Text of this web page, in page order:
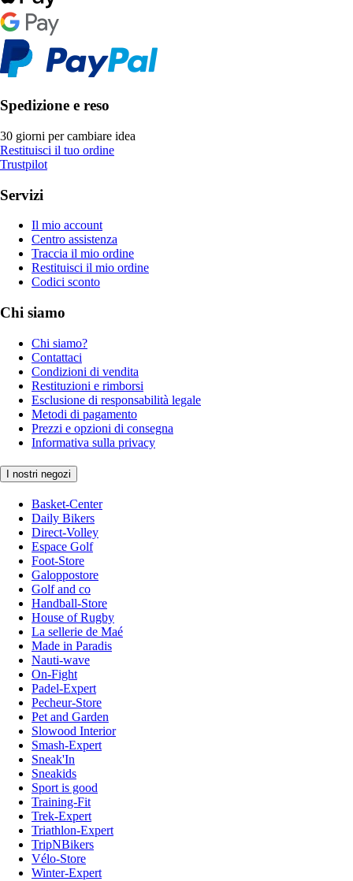
Spedizione e reso
30 giorni per cambiare idea
Restituisci il tuo ordine
Trustpilot
Servizi
Il mio account
Centro assistenza
Traccia il mio ordine
Restituisci il mio ordine
Codici sconto
Chi siamo
Chi siamo?
Contattaci
Condizioni di vendita
Restituzioni e rimborsi
Esclusione di responsabilità legale
Metodi di pagamento
Prezzi e opzioni di consegna
Informativa sulla privacy
I nostri negozi
Basket-Center
Daily Bikers
Direct-Volley
Espace Golf
Foot-Store
Galoppostore
Golf and co
Handball-Store
House of Rugby
La sellerie de Maé
Made in Paradis
Nauti-wave
On-Fight
Padel-Expert
Pecheur-Store
Pet and Garden
Slowood Interior
Smash-Expert
Sneak'In
Sneakids
Sport is good
Training-Fit
Trek-Expert
Triathlon-Expert
TripNBikers
Vélo-Store
Winter-Expert